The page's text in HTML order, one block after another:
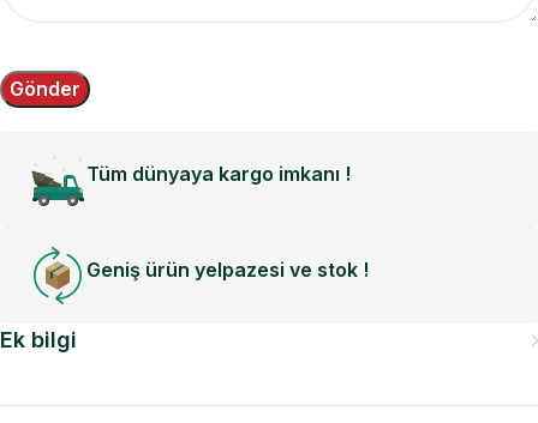
Tüm dünyaya kargo imkanı !
Geniş ürün yelpazesi ve stok !
Ek bilgi